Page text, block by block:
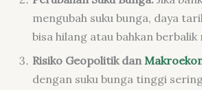
mengubah suku bunga, daya
bisa hilang atau bahkan berbalik
Risiko Geopolitik dan
dengan suku bunga tinggi